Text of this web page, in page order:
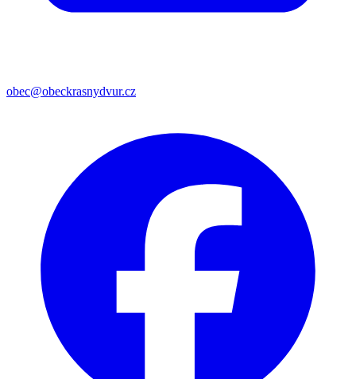
obec@obeckrasnydvur.cz